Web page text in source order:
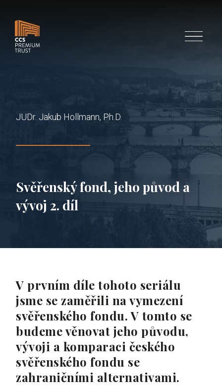
Menu
JUDr. Jakub Hollmann, Ph.D.
Svěřenský fond, jeho původ a
vývoj 2. díl
V prvním díle tohoto seriálu
jsme se zaměřili na vymezení
svěřenského fondu. V tomto se
budeme věnovat jeho původu,
vývoji a komparaci českého
svěřenského fondu se
zahraničními alternativami.